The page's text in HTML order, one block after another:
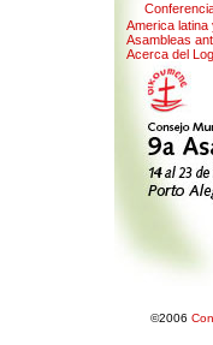
Conf
America latina
Asambleas
Acerca del
©2006